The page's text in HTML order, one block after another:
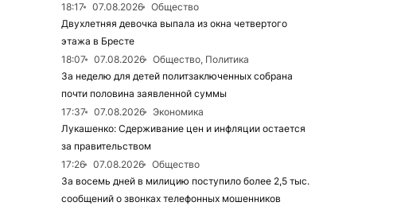
18:17
07.08.2026
Общество
Двухлетняя девочка выпала из окна четвертого
этажа в Бресте
18:07
07.08.2026
Общество, Политика
За неделю для детей политзаключенных собрана
почти половина заявленной суммы
17:37
07.08.2026
Экономика
Лукашенко: Сдерживание цен и инфляции остается
за правительством
17:26
07.08.2026
Общество
За восемь дней в милицию поступило более 2,5 тыс.
сообщений о звонках телефонных мошенников